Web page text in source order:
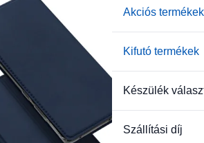
Akciós termékek
Kifutó termékek
Készülék
Szállítási díj